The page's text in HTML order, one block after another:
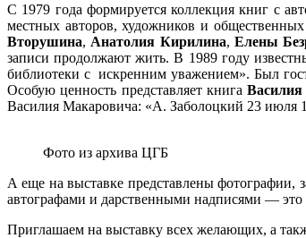
С 1979 года формируется коллекция книг с
местных авторов, художников и
Вторушина, Анатолия Кирилина,Елены
записи продолжают жить. В 1989 году
библиотеки с искренним уважением». Был
Особую ценность представляет книга
Василия Макаровича: «А. Заболоцкий 23 июля
Фото из архива ЦГБ
А еще на выставке представлены фотографии,
автографами и дарственными надписями — это
Приглашаем на выставку всех желающих, а